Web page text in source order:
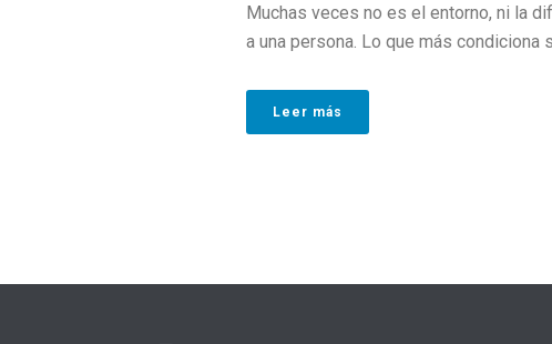
Muchas veces no es el entorno, ni la
a una persona. Lo que más condiciona
Leer más